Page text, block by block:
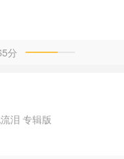
分
泪 专辑版